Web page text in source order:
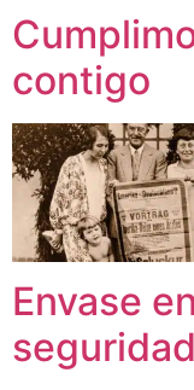
contigo
Envase